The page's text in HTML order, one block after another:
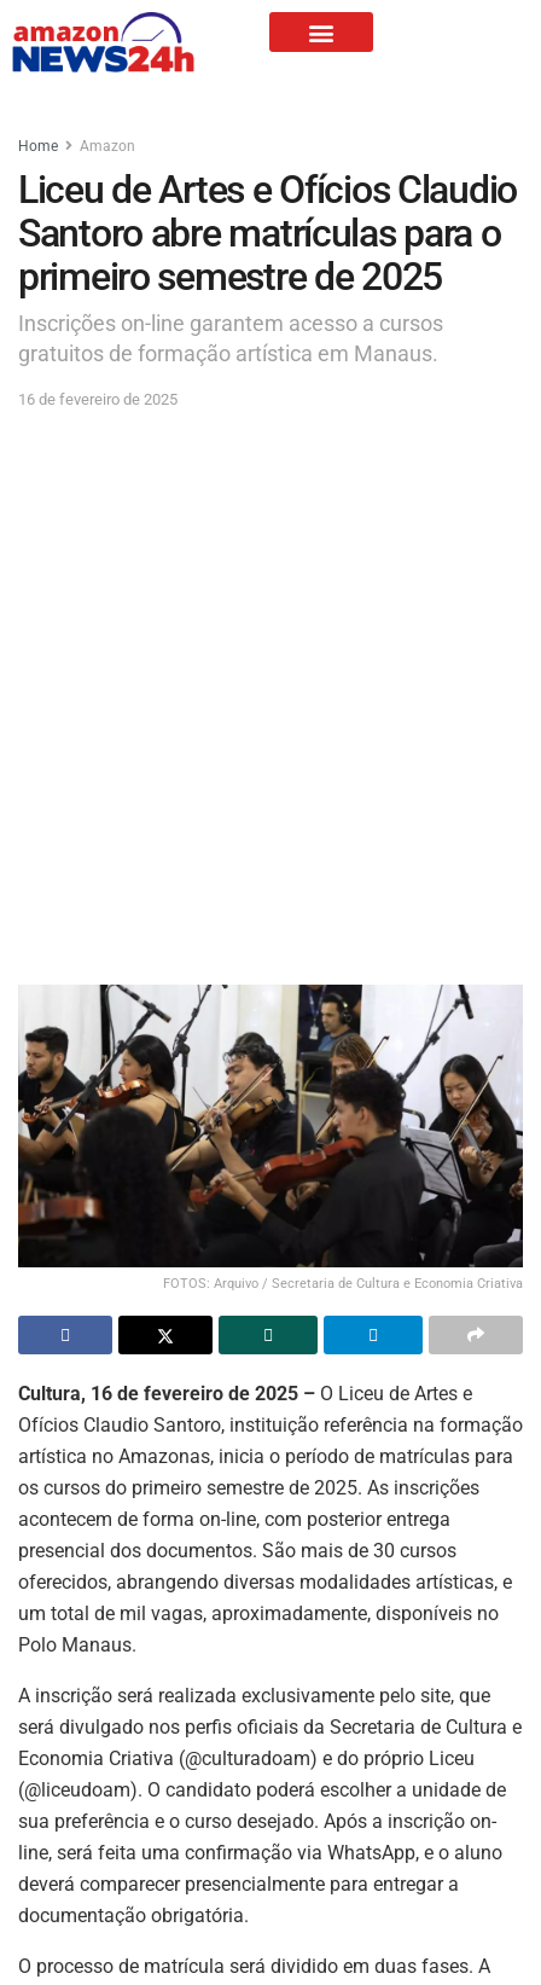
Home Amazon
Liceu de Artes e Ofícios Claudio
Santoro abre matrículas para o
primeiro semestre de 2025
Inscrições on-line garantem acesso a cursos
gratuitos de formação artística em Manaus.
16 de fevereiro de 2025
FOTOS: Arquivo / Secretaria de Cultura e Economia Criativa
Cultura, 16 de fevereiro de 2025 – O Liceu de Artes e
Ofícios Claudio Santoro, instituição referência na formação
artística no Amazonas, inicia o período de matrículas para
os cursos do primeiro semestre de 2025. As inscrições
acontecem de forma on-line, com posterior entrega
presencial dos documentos. São mais de 30 cursos
oferecidos, abrangendo diversas modalidades artísticas, e
um total de mil vagas, aproximadamente, disponíveis no
Polo Manaus.
A inscrição será realizada exclusivamente pelo site, que
será divulgado nos perfis oficiais da Secretaria de Cultura e
Economia Criativa (@culturadoam) e do próprio Liceu
(@liceudoam). O candidato poderá escolher a unidade de
sua preferência e o curso desejado. Após a inscrição on-
line, será feita uma confirmação via WhatsApp, e o aluno
deverá comparecer presencialmente para entregar a
documentação obrigatória.
O processo de matrícula será dividido em duas fases. A